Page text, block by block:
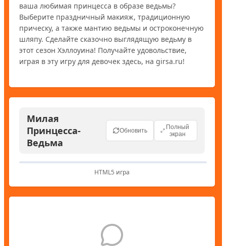
ваша любимая принцесса в образе ведьмы?
Выберите праздничный макияж, традиционную
прическу, а также мантию ведьмы и остроконечную
шляпу. Сделайте сказочно выглядящую ведьму в
этот сезон Хэллоуина! Получайте удовольствие,
играя в эту игру для девочек здесь, на girsa.ru!
Милая
Принцесса-
Ведьма
Обновить
Полный
экран
HTML5 игра